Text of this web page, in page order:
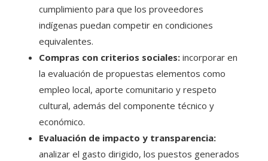
cumplimiento para que los proveedores
indígenas puedan competir en condiciones
equivalentes.
Compras con criterios sociales: incorporar en
la evaluación de propuestas elementos como
empleo local, aporte comunitario y respeto
cultural, además del componente técnico y
económico.
Evaluación de impacto y transparencia:
analizar el gasto dirigido, los puestos generados